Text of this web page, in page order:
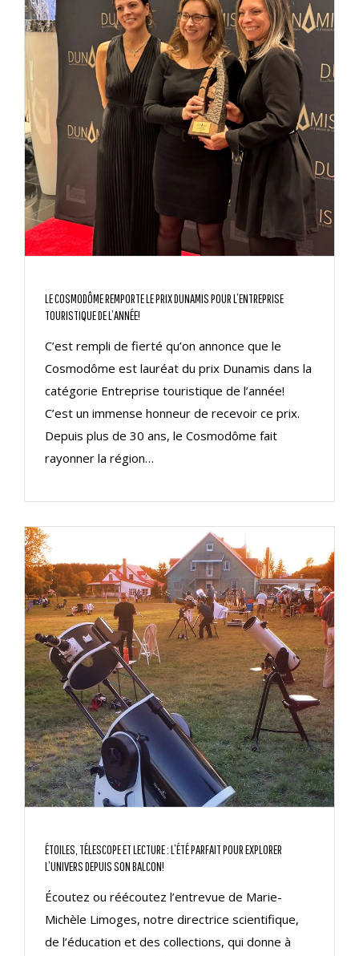
LE COSMODÔME REMPORTE LE PRIX DUNAMIS POUR L’ENTREPRISE
TOURISTIQUE DE L’ANNÉE!
C’est rempli de fierté qu’on annonce que le
Cosmodôme est lauréat du prix Dunamis dans la
catégorie Entreprise touristique de l’année!
C’est un immense honneur de recevoir ce prix.
Depuis plus de 30 ans, le Cosmodôme fait
rayonner la région…
ÉTOILES, TÉLESCOPE ET LECTURE : L’ÉTÉ PARFAIT POUR EXPLORER
L’UNIVERS DEPUIS SON BALCON!
Écoutez ou réécoutez l’entrevue de Marie-
Michèle Limoges, notre directrice scientifique,
de l’éducation et des collections, qui donne à